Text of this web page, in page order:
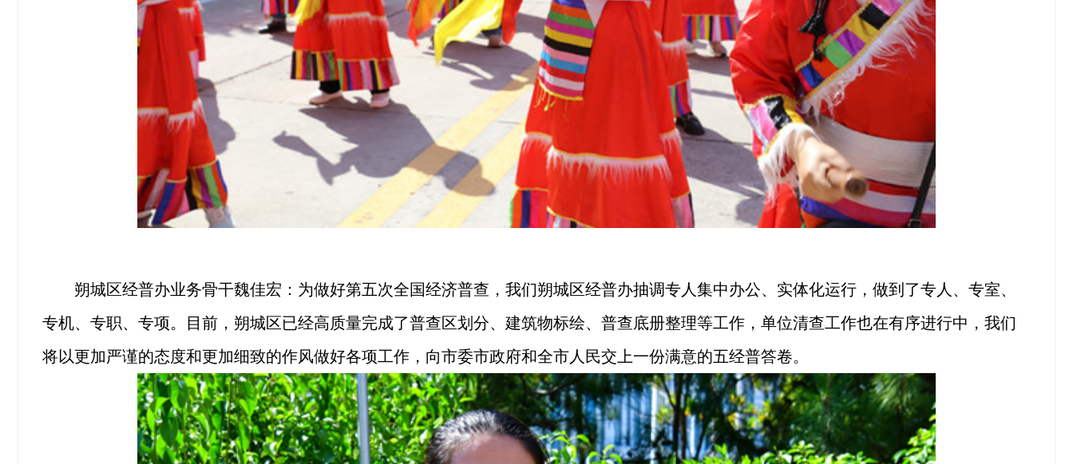
朔城区经普办业务骨干魏佳宏：为做好第五次全国经济普查，我们朔城区经普办抽调专人集中办公、实体化运行，做到了专人、专室、
专机、专职、专项。目前，朔城区已经高质量完成了普查区划分、建筑物标绘、普查底册整理等工作，单位清查工作也在有序进行中，我们
将以更加严谨的态度和更加细致的作风做好各项工作，向市委市政府和全市人民交上一份满意的五经普答卷。